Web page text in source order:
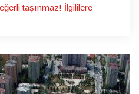
taşınmaz! İlgililere